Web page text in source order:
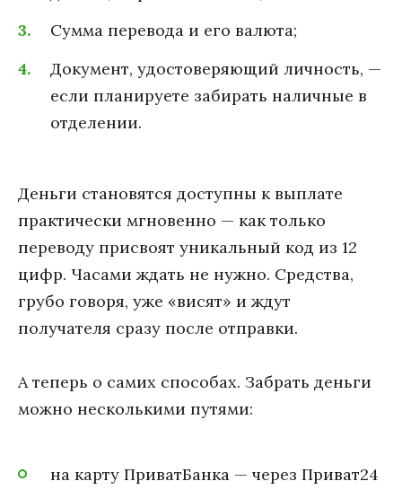
Сумма перевода и его валюта;
Документ, удостоверяющий личность, —
если планируете забирать наличные в
отделении.
Деньги становятся доступны к выплате
практически мгновенно — как только
переводу присвоят уникальный код из 12
цифр. Часами ждать не нужно. Средства,
грубо говоря, уже «висят» и ждут
получателя сразу после отправки.
А теперь о самих способах. Забрать деньги
можно несколькими путями:
на карту ПриватБанка — через Приват24